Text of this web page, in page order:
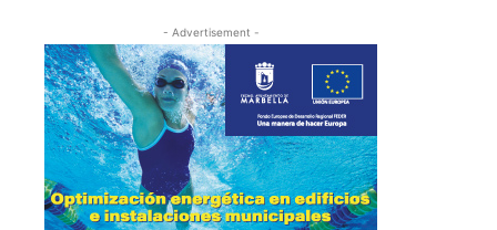
- Advertisement -